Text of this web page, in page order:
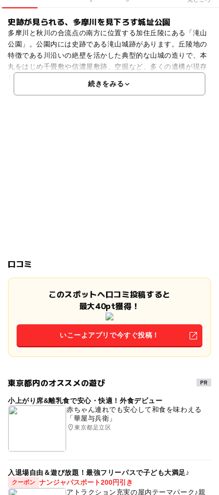
史跡が見られる、多摩川を見下ろす城址公園
多摩川と秋川の合流点の南方に位置する加住丘陵にある「滝山
公園」。公園内には史跡である滝山城跡があります。丘陵地の
特徴である川沿いの絶壁を活かした典型的な山城の造りで、本
丸をはじめ千畳敷や信濃屋敷跡、空掘など、多くの遺構が現存
続きをみる
口コミ
このスポットへ口コミ投稿すると
最大40pt獲得！
いこーよアプリで今すぐ投稿！
東京都内のオススメの遊び
小上がり席&離乳食で安心・快適！外食デビュー
赤ちゃん連れでも安心して和食を味わえる
「華屋与兵衛」
東京都足立区
入退場自由＆遊び放題！最強フリーパスで子ども大満足♪
クーポン ナンジャパスポート200円引き
アトラクション充実の屋内テーマパーク♪親